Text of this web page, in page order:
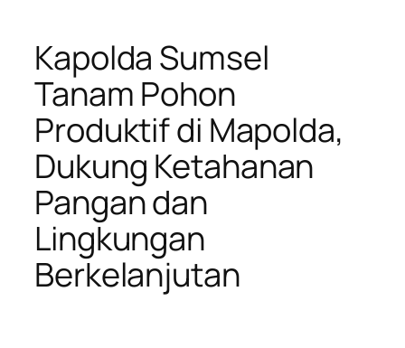
Kapolda Sumsel
Tanam Pohon
Produktif di Mapolda,
Dukung Ketahanan
Pangan dan
Lingkungan
Berkelanjutan